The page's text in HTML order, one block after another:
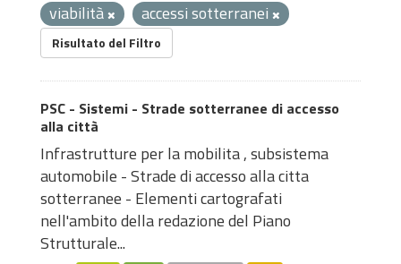
viabilità
accessi sotterranei
Risultato del Filtro
PSC - Sistemi - Strade sotterranee di accesso
alla città
Infrastrutture per la mobilita , subsistema
automobile - Strade di accesso alla citta
sotterranee - Elementi cartografati
nell'ambito della redazione del Piano
Strutturale...